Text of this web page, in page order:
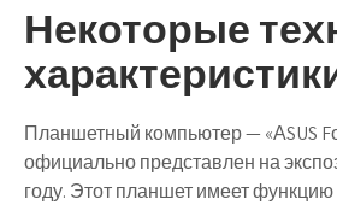
Некоторые
Планшетный компьютер — «АSUS
официально представлен на
году. Этот планшет имеет